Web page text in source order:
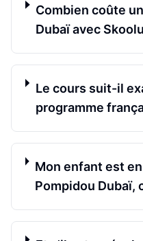
Combien coûte
Dubaï avec
Le cours suit-il
programme
Mon enfant est
Pompidou Dubaï,